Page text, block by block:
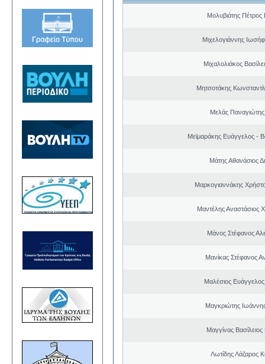
Μολυβιάτης Πέτρος
Μιχελογιάννης
Μιχαλολιάκος
Μητσοτάκης
Μελάς
Μεϊμαράκης Ευάγγελος -
Μάτης Αθανάσιος
Μαρκογιαννάκης
Μαντέλης Αναστάσιος
Μάνος Στέφανος
Μανίκας Στέφανος
Μαλέσιος
Μαγκριώτης
Μαγγίνας
Λωτίδης Λάζαρος